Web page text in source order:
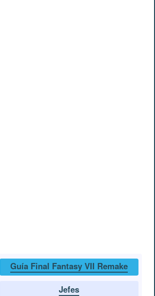
Guía Final Fantasy VII Remake
Jefes